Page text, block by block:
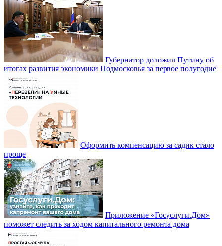
Губернатор доложил Путину об
итогах развития экономики Подмосковья за первое полугодие
Оформить компенсацию за садик стало
проще
Приложение «Госуслуги.Дом»
поможет следить за ходом капитального ремонта дома